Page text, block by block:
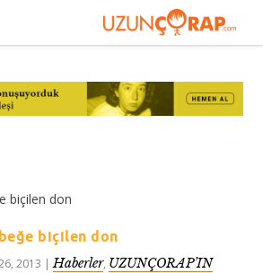
biçilen don
2013 |Haberler, UZUNÇORAP’IN